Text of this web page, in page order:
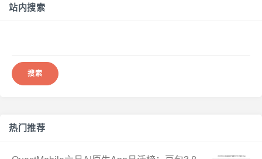
站内搜索
热门推荐